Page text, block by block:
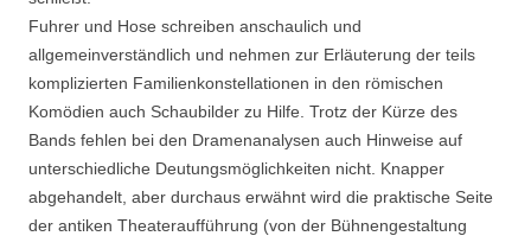
Fuhrer und Hose schreiben anschaulich und
allgemeinverständlich und nehmen zur Erläuterung der teils
komplizierten Familienkonstellationen in den römischen
Komödien auch Schaubilder zu Hilfe. Trotz der Kürze des
Bands fehlen bei den Dramenanalysen auch Hinweise auf
unterschiedliche Deutungsmöglichkeiten nicht. Knapper
abgehandelt, aber durchaus erwähnt wird die praktische Seite
der antiken Theateraufführung (von der Bühnengestaltung